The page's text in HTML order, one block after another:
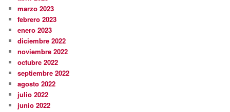
marzo 2023
febrero 2023
enero 2023
diciembre 2022
noviembre 2022
octubre 2022
septiembre 2022
agosto 2022
julio 2022
junio 2022